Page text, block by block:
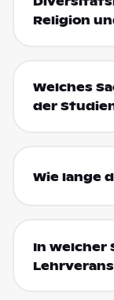
Religion
Welches
der
Wie lange
In welcher